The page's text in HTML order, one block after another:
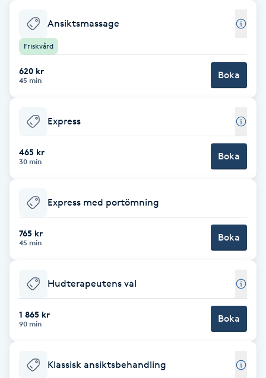
Babylights
Balayage
Barber
Barnklippning
Blowout
Bottenfärg
Brynformning
Brynfärgning
Ansiktsmassage
Friskvård
620 kr
45 min Boka
Express
465 kr
30 min Boka
Express med portömning
765 kr
45 min Boka
Hudterapeutens val
1 865 kr
90 min Boka
Klassisk ansiktsbehandling